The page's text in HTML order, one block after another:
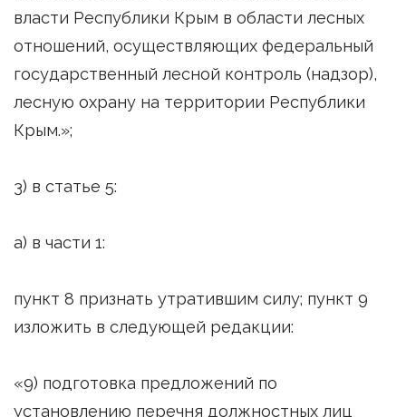
власти Республики Крым в области лесных
отношений, осуществляющих федеральный
государственный лесной контроль (надзор),
лесную охрану на территории Республики
Крым.»;
3) в статье 5:
а) в части 1:
пункт 8 признать утратившим силу; пункт 9
изложить в следующей редакции:
«9) подготовка предложений по
установлению перечня должностных лиц